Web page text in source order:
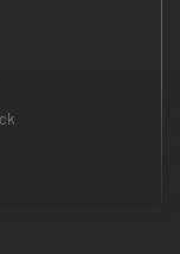
mundo aberto dos